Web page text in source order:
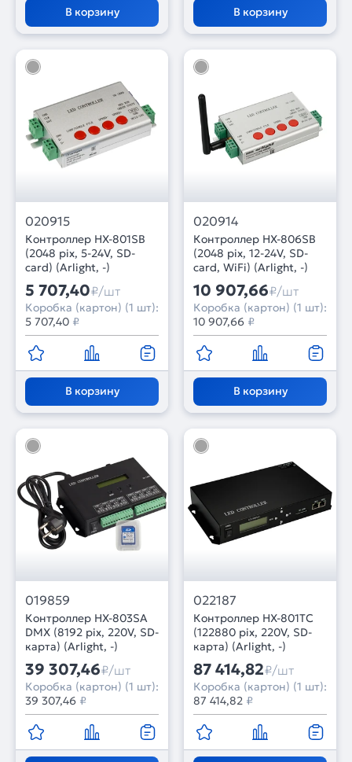
В корзину В корзину
020915
Контроллер HX-801SB
(2048 pix, 5-24V, SD-
card) (Arlight, -)
5 707,40₽/шт
Коробка (картон) (1 шт):
5 707,40 ₽
В корзину
020914
Контроллер HX-806SB
(2048 pix, 12-24V, SD-
card, WiFi) (Arlight, -)
10 907,66₽/шт
Коробка (картон) (1 шт):
10 907,66 ₽
В корзину
019859
Контроллер HX-803SA
DMX (8192 pix, 220V, SD-
карта) (Arlight, -)
39 307,46₽/шт
Коробка (картон) (1 шт):
39 307,46 ₽
022187
Контроллер HX-801TC
(122880 pix, 220V, SD-
карта) (Arlight, -)
87 414,82₽/шт
Коробка (картон) (1 шт):
87 414,82 ₽